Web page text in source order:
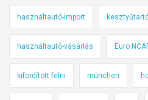
használtautó-import
használtautó-vásárlás Euro
kifordított felni münchen